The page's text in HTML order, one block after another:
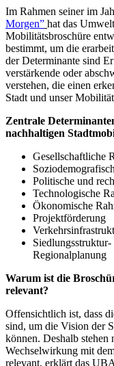
Im Rahmen seiner im
Morgen” hat das
Mobilitätsbroschüre
bestimmt, um die
der Determinante sind
verstärkende oder
verstehen, die einen
Stadt und unser
Zentrale
nachhaltigen
Gesellschaftliche
Politische und
Technologische
Ökonomische
Projektförderung
Regionalplanung
Warum ist die
relevant?
Offensichtlich ist, dass
sind, um die Vision der
können. Deshalb
Wechselwirkung mit
relevant, erklärt das